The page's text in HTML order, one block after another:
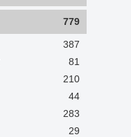
779
387
81
210
44
283
29